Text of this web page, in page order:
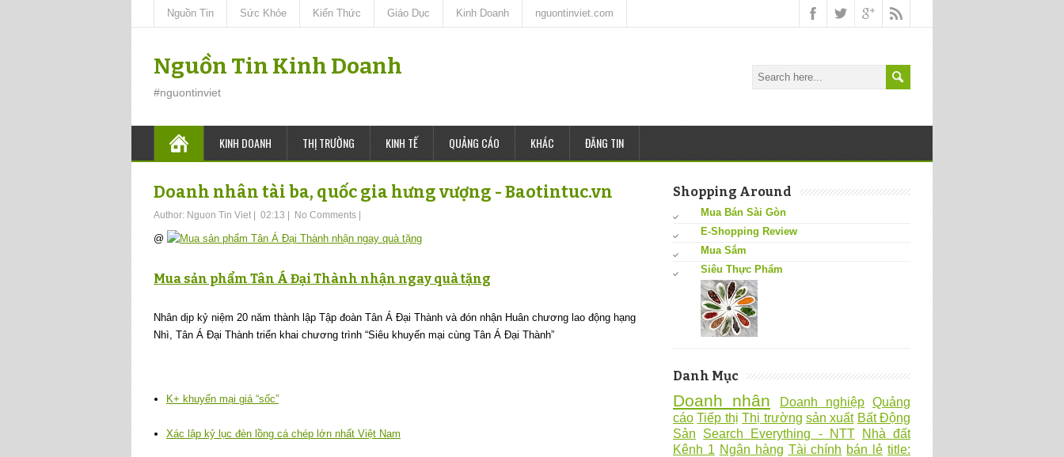
Nguồn Tin Sức Khỏe Kiến Thức Giáo Dục Kinh Doanh nguontinviet.com
Nguồn Tin Kinh Doanh
#nguontinviet
KINH DOANH THỊ TRƯỜNG KINH TẾ QUẢNG CÁO KHÁC ĐĂNG TIN
Doanh nhân tài ba, quốc gia hưng vượng - Baotintuc.vn
Author: Nguon Tin Viet 02:13 No Comments
@
Mua sản phẩm Tân Á Đại Thành nhận ngay quà tặng
Nhân dịp kỷ niệm 20 năm thành lập Tập đoàn Tân Á Đại Thành và đón nhận Huân chương lao động hạng
Nhì, Tân Á Đại Thành triển khai chương trình “Siêu khuyến mại cùng Tân Á Đại Thành”
K+ khuyến mại giá “sốc”
Xác lập kỷ lục đèn lồng cá chép lớn nhất Việt Nam
Shopping Around
Mua Bán Sài Gòn
E-Shopping Review
Mua Sắm
Siêu Thực Phẩm
Danh Mục
Doanh nhân Doanh nghiệp Quảng
cáo Tiếp thị Thị trường sản xuất Bất Động
Sản
Search Everything - NTT
Nhà đất
Kênh 1 Ngân hàng Tài chính bán lẻ title: